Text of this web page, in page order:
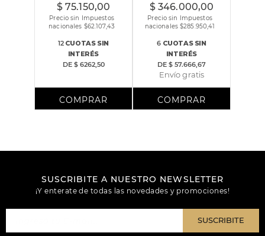
$ 75.150,00
Precio sin Impuestos
nacionales $62.107,43
12CUOTAS SIN
INTERÉS
DE $ 6262,50
$ 346.000,00
Precio sin Impuestos
nacionales $285.950,41
6CUOTAS SIN
INTERÉS
DE $ 57.666,67
Envío gratis
SUSCRIBITE A NUESTRO NEWSLETTER
¡Y enterate de todas las novedades y promociones!
SUSCRIBITE